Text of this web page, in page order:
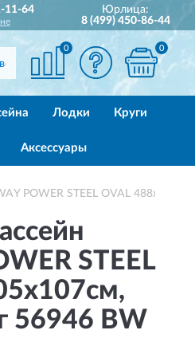
ПО ВСЕЙ РОССИИ
11-64
Юрлица:
8 (499) 450-86-44
0 0
Лодки Круги
Аксессуары
POWER STEEL OVAL
STEEL
56946 BW